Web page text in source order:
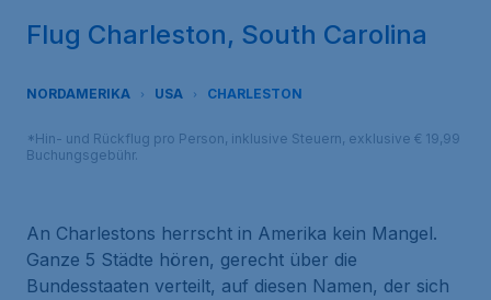
Flug Charleston, South Carolina
NORDAMERIKA USA CHARLESTON
*Hin- und Rückflug pro Person, inklusive Steuern, exklusive € 19,99
Buchungsgebühr.
An Charlestons herrscht in Amerika kein Mangel.
Ganze 5 Städte hören, gerecht über die
Bundesstaaten verteilt, auf diesen Namen, der sich